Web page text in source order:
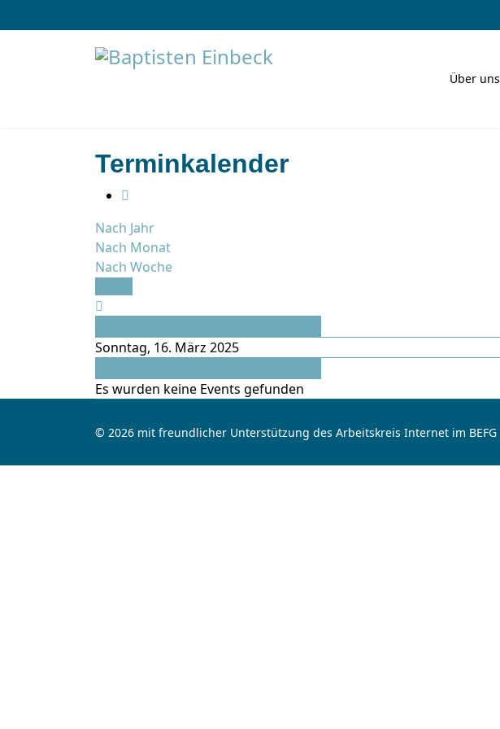
Über uns
Terminkalender
Nach Jahr
Nach Monat
Nach Woche
Sonntag, 16. März 2025
Es wurden keine Events gefunden
© 2026 mit freundlicher Unterstützung des Arbeitskreis Internet im BEFG